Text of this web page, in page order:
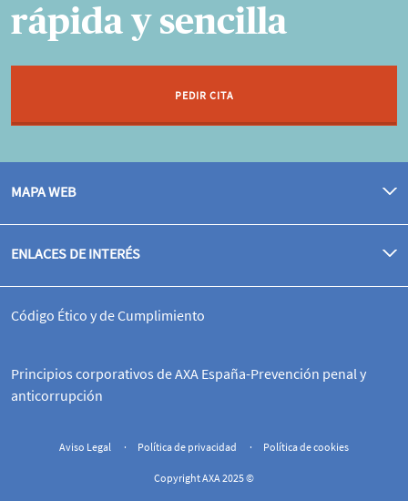
rápida y sencilla
PEDIR CITA
MAPA WEB
ENLACES DE INTERÉS
Código Ético y de Cumplimiento
Principios corporativos de AXA España-Prevención penal y
anticorrupción
Aviso Legal Política de privacidad Política de cookies
Copyright AXA 2025 ©